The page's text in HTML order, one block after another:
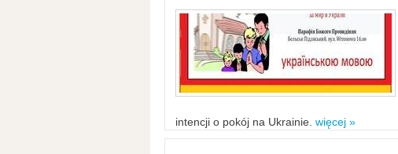
intencji o pokój na Ukrainie. więcej »